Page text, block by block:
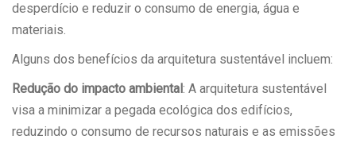
desperdício e reduzir o consumo de energia, água e
materiais.
Alguns dos benefícios da arquitetura sustentável incluem:
Redução do impacto ambiental : A arquitetura sustentável
visa a minimizar a pegada ecológica dos edifícios,
reduzindo o consumo de recursos naturais e as emissões